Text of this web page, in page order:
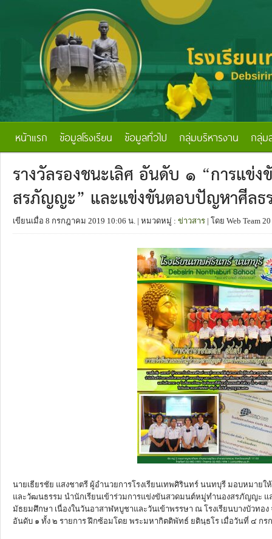
หน้าแรก ข้อมูลโรงเรียน ข้อมูลทั่วไป กลุ่มบริหารงาน กลุ่ม
รางวัลรองชนะเลิศ อันดับ ๑ “การแข่
สรภัญญะ” และแข่งขันตอบปัญหาศีลธ
เขียนเมื่อ 8 กรกฎาคม 2019 10:06 น. | หมวดหมู่ : ข่าวสาร | โดย Web Team 20
นายเธียรชัย แสงชาตรี ผู้อำนวยการโรงเรียนเทพศิรินทร์ นนทบุรี มอบหมายใ
และวัฒนธรรม นำนักเรียนเข้าร่วมการแข่งขันสวดมนต์หมู่ทำนองสรภัญญะ
มัธยมศึกษา เนื่องในวันอาสาฬหบูชาและวันเข้าพรรษา ณ โรงเรียนบางบัวทอ
อันดับ ๑ ทั้ง ๒ รายการ ฝึกซ้อมโดย พระมหากิตติพัทธ์ ยตินฺธโร เมื่อวันที่ ๔ ก